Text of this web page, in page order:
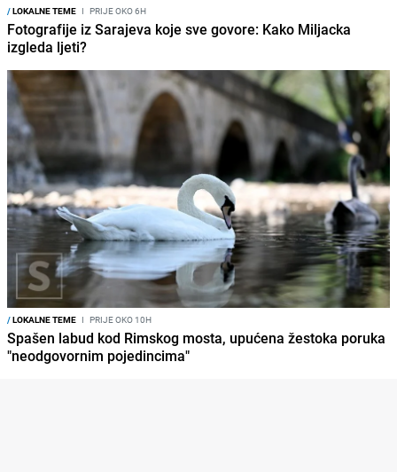
/LOKALNE TEME I PRIJE OKO 6H
Fotografije iz Sarajeva koje sve govore: Kako Miljacka
izgleda ljeti?
/LOKALNE TEME I PRIJE OKO 10H
Spašen labud kod Rimskog mosta, upućena žestoka poruka
"neodgovornim pojedincima"